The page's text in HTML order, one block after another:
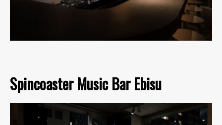
Spincoaster Music Bar Ebisu